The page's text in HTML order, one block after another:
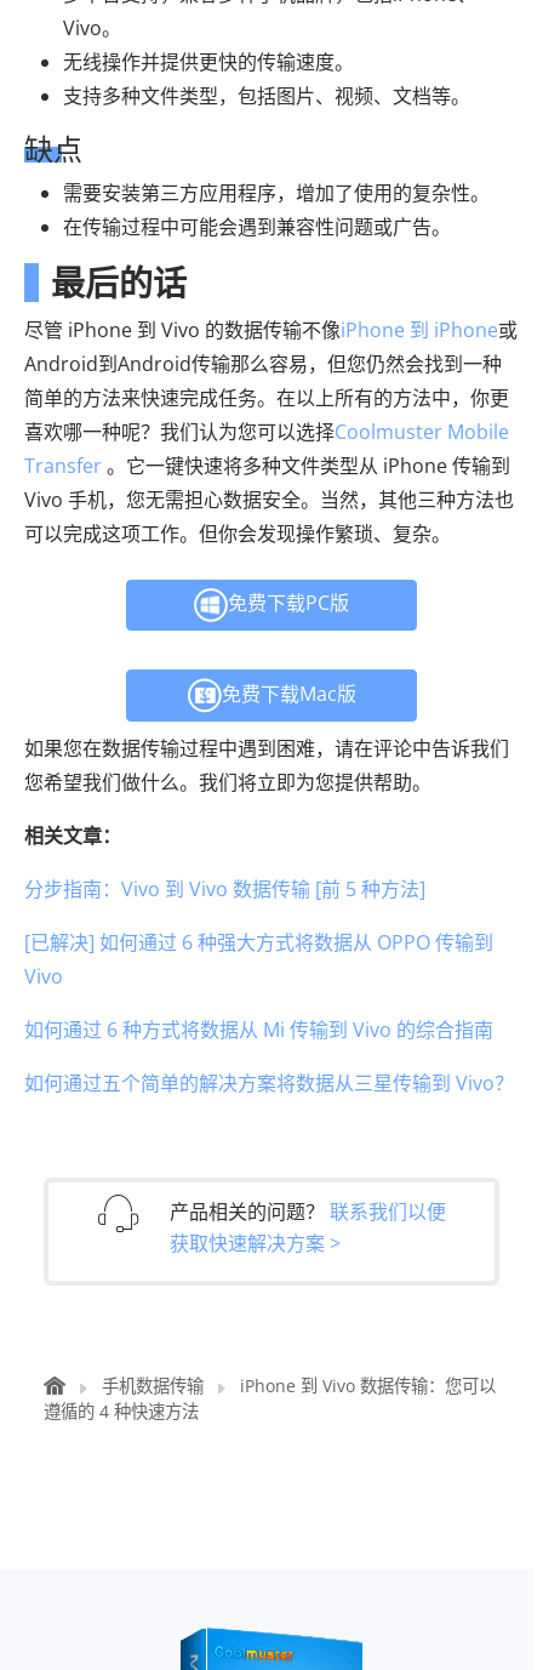
Vivo。
无线操作并提供更快的传输速度。
支持多种文件类型，包括图片、视频、文档等。
缺点
需要安装第三方应用程序，增加了使用的复杂性。
在传输过程中可能会遇到兼容性问题或广告。
最后的话
尽管 iPhone 到 Vivo 的数据传输不像iPhone 到 iPhone或
Android到Android传输那么容易，但您仍然会找到一种
简单的方法来快速完成任务。在以上所有的方法中，你更
喜欢哪一种呢？我们认为您可以选择Coolmuster Mobile
Transfer。它一键快速将多种文件类型从 iPhone 传输到
Vivo 手机，您无需担心数据安全。当然，其他三种方法也
可以完成这项工作。但你会发现操作繁琐、复杂。
免费下载PC版
免费下载Mac版
如果您在数据传输过程中遇到困难，请在评论中告诉我们
您希望我们做什么。我们将立即为您提供帮助。
相关文章：
分步指南：Vivo 到 Vivo 数据传输 [前 5 种方法]
[已解决] 如何通过 6 种强大方式将数据从 OPPO 传输到
Vivo
如何通过 6 种方式将数据从 Mi 传输到 Vivo 的综合指南
如何通过五个简单的解决方案将数据从三星传输到 Vivo？
产品相关的问题？ 联系我们以便
获取快速解决方案 >
手机数据传输
iPhone 到 Vivo 数据传输：您可以
遵循的 4 种快速方法